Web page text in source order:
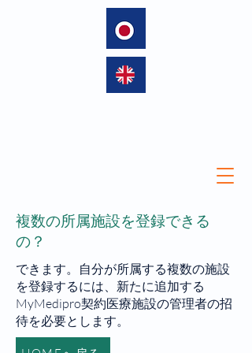
複数の所属施設を登録できる
の？
できます。自分が所属する複数の施設
を登録するには、新たに追加する
MyMedipro契約医療施設の管理者の招
待を必要とします。